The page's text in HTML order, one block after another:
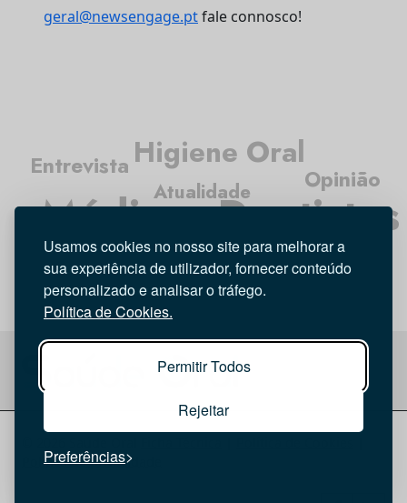
Usamos cookies no nosso site para melhorar a
sua experiência de utilizador, fornecer conteúdo
personalizado e analisar o tráfego.
Política de Cookies.
Permitir Todos
Rejeitar
Preferências
geral@newsengage.ptfale connosco!
Atualidade
Médicos Dentistas
Higiene Oral
Entrevista Opinião
Tecnologia Investigação
Política de privacidade